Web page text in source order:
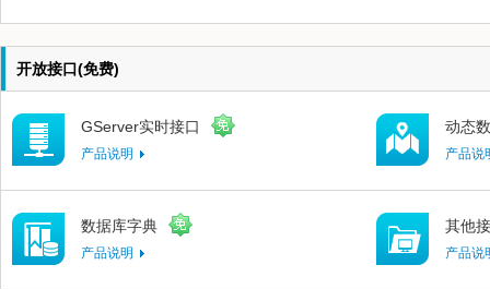
开放接口(免费)
GServer实时接口
产品说明
动态
产品说
数据库字典
产品说明
其他
产品说